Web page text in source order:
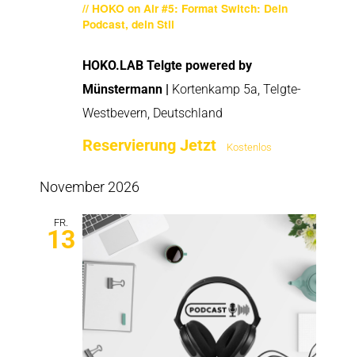
// HOKO on Air #5: Format Switch: Dein
Podcast, dein Stil
HOKO.LAB Telgte powered by
Münstermann | Kortenkamp 5a, Telgte-
Westbevern, Deutschland
Reservierung Jetzt Kostenlos
November 2026
FR.
13